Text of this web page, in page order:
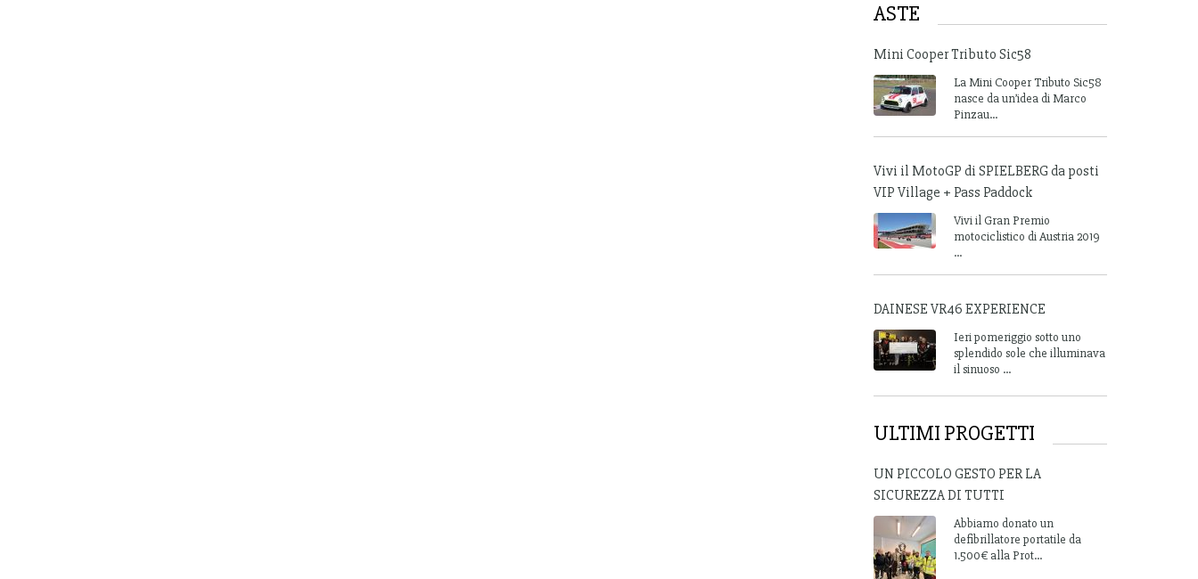
ASTE
Mini Cooper Tributo Sic58
La Mini Cooper Tributo Sic58
nasce da un’idea di Marco
Pinzau...
Vivi il MotoGP di SPIELBERG da posti
VIP Village + Pass Paddock
Vivi il Gran Premio
motociclistico di Austria 2019
...
DAINESE VR46 EXPERIENCE
Ieri pomeriggio sotto uno
splendido sole che illuminava
il sinuoso ...
ULTIMI PROGETTI
UN PICCOLO GESTO PER LA
SICUREZZA DI TUTTI
Abbiamo donato un
defibrillatore portatile da
1.500€ alla Prot...